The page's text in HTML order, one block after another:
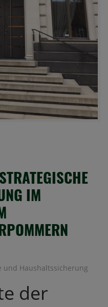
IM
und Haushaltssicherung
der